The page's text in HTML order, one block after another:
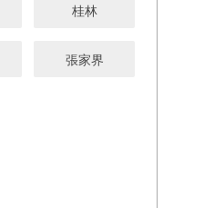
桂林
張家界